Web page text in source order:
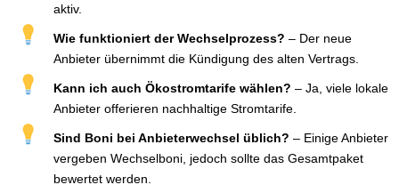
aktiv.
Wie funktioniert der Wechselprozess? – Der neue
Anbieter übernimmt die Kündigung des alten Vertrags.
Kann ich auch Ökostromtarife wählen? – Ja, viele lokale
Anbieter offerieren nachhaltige Stromtarife.
Sind Boni bei Anbieterwechsel üblich? – Einige Anbieter
vergeben Wechselboni, jedoch sollte das Gesamtpaket
bewertet werden.